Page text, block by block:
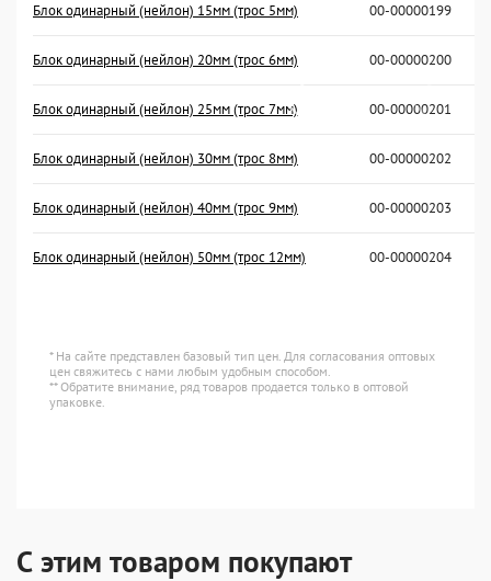
Блок одинарный (нейлон) 15мм (трос 5мм) 00-00000199
Блок одинарный (нейлон) 20мм (трос 6мм) 00-00000200
Блок одинарный (нейлон) 25мм (трос 7мм) 00-00000201
Блок одинарный (нейлон) 30мм (трос 8мм) 00-00000202
Блок одинарный (нейлон) 40мм (трос 9мм) 00-00000203
Блок одинарный (нейлон) 50мм (трос 12мм) 00-00000204
* На сайте представлен базовый тип цен. Для согласования оптовых
цен свяжитесь с нами любым удобным способом.
** Обратите внимание, ряд товаров продается только в оптовой
упаковке.
С этим товаром покупают